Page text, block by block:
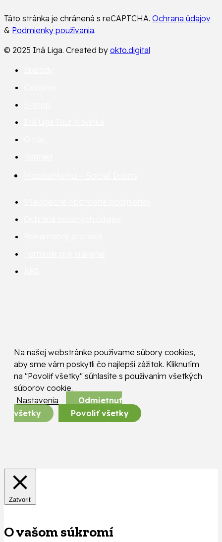
Táto stránka je chránená s reCAPTCHA. Ochrana údajov
& Podmienky používania.
© 2025 Iná Liga. Created by okto.digital
Na našej webstránke používame súbory cookies,
aby sme vám poskytli čo najlepší zážitok. Kliknutím
na "Povoliť všetky" súhlasíte s používaním všetkých
súborov cookie.
Nastavenia
Odmietnuť
všetky
Povoliť všetky
Zatvoriť
O vašom súkromí